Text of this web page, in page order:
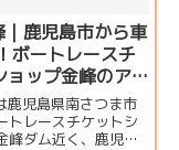
｜鹿児島市から車
ボートレースチ
ョップ金峰のア
施設情報
鹿児島県南さつま市
トレースチケットシ
峰ダム近く、鹿児島